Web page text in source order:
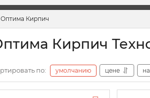
Оптима Кирпич
Кирпич
по: умолчанию цене